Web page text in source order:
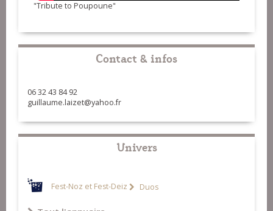
"Tribute to Poupoune"
Contact & infos
06 32 43 84 92
guillaume.laizet@yahoo.fr
Univers
Fest-Noz et Fest-Deiz Duos